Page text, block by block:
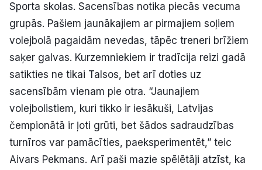
Ziņo redakcijai
Facebook Instagram YouTube
E-avīze Abonē
Sporta skolas. Sacensības notika piecās vecuma
grupās. Pašiem jaunākajiem ar pirmajiem soļiem
volejbolā pagaidām nevedas, tāpēc treneri brīžiem
saķer galvas. Kurzemniekiem ir tradīcija reizi gadā
satikties ne tikai Talsos, bet arī doties uz
sacensībām vienam pie otra. “Jaunajiem
volejbolistiem, kuri tikko ir iesākuši, Latvijas
čempionātā ir ļoti grūti, bet šādos sadraudzības
turnīros var pamācīties, paeksperimentēt,” teic
Aivars Pekmans. Arī paši mazie spēlētāji atzīst, ka